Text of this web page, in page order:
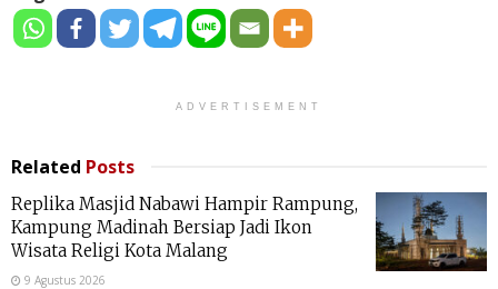
ADVERTISEMENT
Related Posts
Replika Masjid Nabawi Hampir Rampung,
Kampung Madinah Bersiap Jadi Ikon
Wisata Religi Kota Malang
9 Agustus 2026